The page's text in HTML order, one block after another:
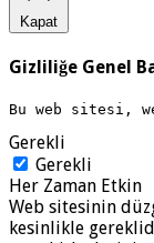
Kapat
Gizliliğe Genel
Bu web sitesi,
Gerekli
Gerekli
Her Zaman Etkin
Web sitesinin
kesinlikle